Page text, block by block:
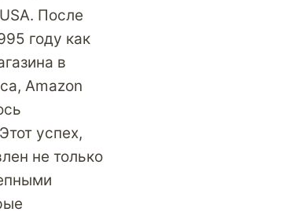
После
году как
в
Amazon
успех,
не только